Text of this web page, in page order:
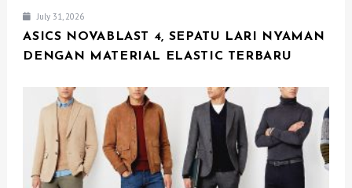
July 31, 2026
ASICS NOVABLAST 4, SEPATU LARI NYAMAN
DENGAN MATERIAL ELASTIC TERBARU